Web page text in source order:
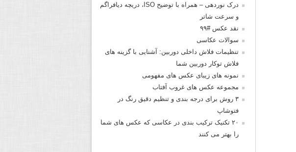
درک نوردهی – همراه با توضیح ISO، دریچه دیافراگم
و سرعت شاتر
نقد عکس #۹۹
سوالات عکاسی
تنظیمات فلاش داخلی دوربین: آشنایی با گزینه های
فلاش توکار دوربین شما
نمونه های زیبای عکس های مفهومی
مجموعه عکس های غروب آفتاب
۳ روش برای درجه بندی و تنظیم دقیق رنگ در
فتوشاپ
۲۰ تکنیک ترکیب بندی در عکاسی که عکس های شما
را بهتر می کنند